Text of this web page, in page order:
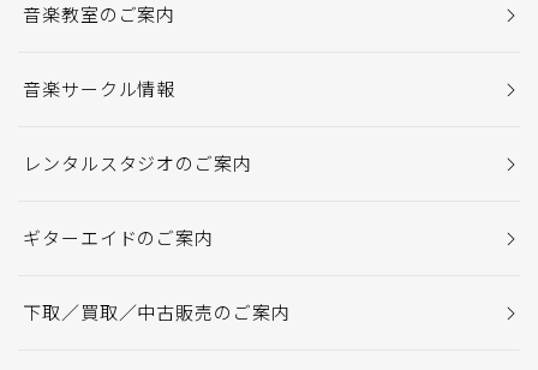
音楽教室のご案内
音楽サークル情報
レンタルスタジオのご案内
ギターエイドのご案内
下取／買取／中古販売のご案内